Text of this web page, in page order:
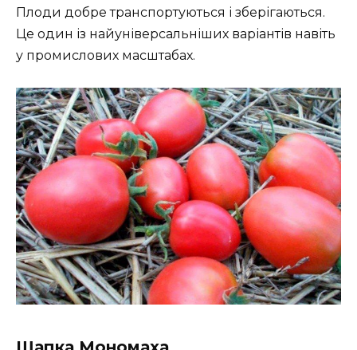
Плоди добре транспортуються і зберігаються.
Це один із найуніверсальніших варіантів навіть
у промислових масштабах.